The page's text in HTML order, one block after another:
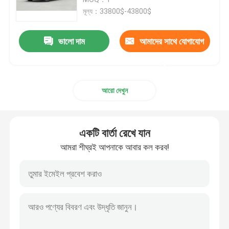
মূল্য：33800$-43800$
ভালো দাম আমাদের সাথে যোগাযোগ
আরো দেখুন
একটি বার্তা রেখে যান
আমরা শীঘ্রই আপনাকে আবার কল করব!